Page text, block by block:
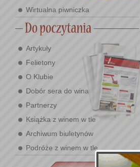
Wirtualna piwniczka
Artykuły
Felietony
O Klubie
Dobór sera do wina
Partnerzy
Książka z winem w tle
Archiwum biuletynów
Podróże z winem w tle